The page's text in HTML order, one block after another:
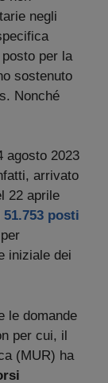
negli
per la
sostenuto
Nonché
agosto 2023
arrivato
22 aprile
51.753 posti
iniziale dei
le domande
per cui, il
(MUR) ha